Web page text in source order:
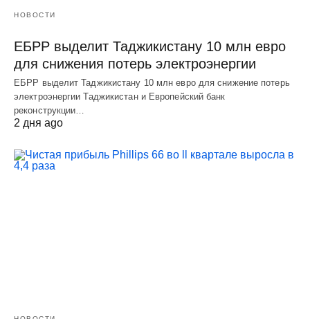
НОВОСТИ
ЕБРР выделит Таджикистану 10 млн евро
для снижения потерь электроэнергии
ЕБРР выделит Таджикистану 10 млн евро для снижение потерь
электроэнергии Таджикистан и Европейский банк
реконструкции…
2 дня ago